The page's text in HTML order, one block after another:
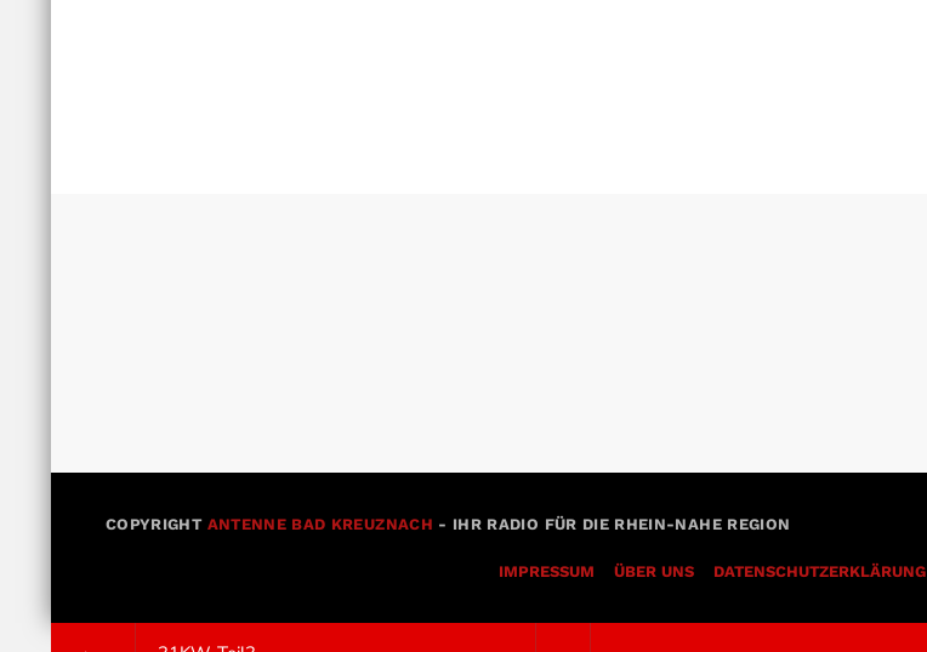
COPYRIGHT ANTENNE BAD KREUZNACH - IHR RADIO FÜR DIE RHEIN-NAHE REGION
IMPRESSUM ÜBER UNS DATENSCHUTZERKLÄRUNG